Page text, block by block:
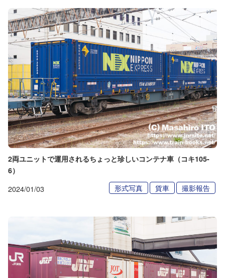
2両ユニットで運用されるちょっと珍しいコンテナ車（コキ105-
6）
2024/01/03 形式写真 貨車 撮影報告